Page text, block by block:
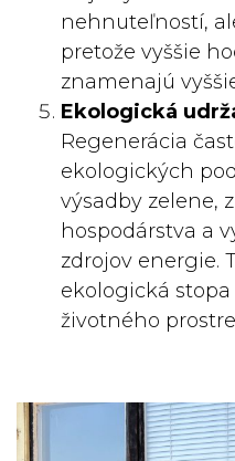
nehnuteľností,
pretože vyššie
znamenajú
Ekologická
Regenerácia
ekologických
výsadby zelene,
hospodárstva a
zdrojov energie.
ekologická
životného